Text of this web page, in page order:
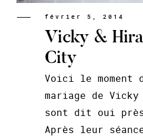
février 5, 2014
Vicky &
City
Voici le moment
mariage de
sont dit oui
Après leur